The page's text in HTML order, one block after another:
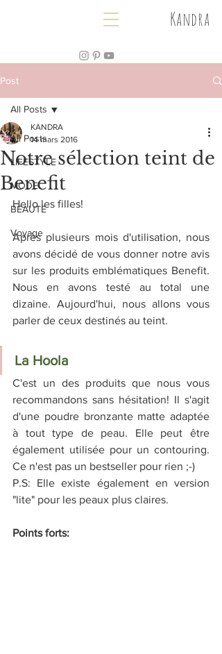
Kandra
Post
All Posts
LIFESTYLE
MODE
BEAUTE
Voyage
All Posts
Notre sélection teint de
Benefit
KANDRA
14 mars 2016
Hello les filles!
Après plusieurs mois d'utilisation, nous
avons décidé de vous donner notre avis
sur les produits emblématiques Benefit.
Nous en avons testé au total une
dizaine. Aujourd'hui, nous allons vous
parler de ceux destinés au teint.
La Hoola
C'est un des produits que nous vous
recommandons sans hésitation! Il s'agit
d'une poudre bronzante matte adaptée
à tout type de peau. Elle peut être
également utilisée pour un contouring.
Ce n'est pas un bestseller pour rien ;-)
P.S: Elle existe également en version
"lite" pour les peaux plus claires.
Points forts: